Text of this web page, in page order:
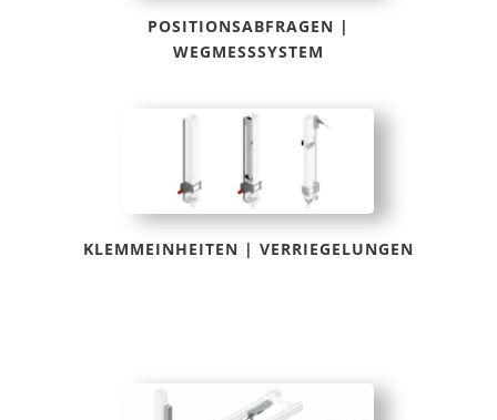
POSITIONSABFRAGEN |
WEGMESSSYSTEM
KLEMMEINHEITEN | VERRIEGELUNGEN